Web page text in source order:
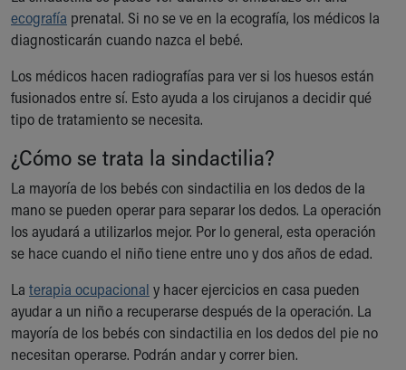
Cincinnati Children's
Your Visit
Directions
Doggie Brigade
During Your Visit
Rest Accommodations
Visiting
Gift Shop
Department of Public Safety
Health Info
Healthy Info, Healthy Kids
Inside Children's Blog
KidsHealth Topics
Family Library
ecografía prenatal. Si no se ve en la ecografía, los médicos la
diagnosticarán cuando nazca el bebé.
Los médicos hacen radiografías para ver si los huesos están
fusionados entre sí. Esto ayuda a los cirujanos a decidir qué
tipo de tratamiento se necesita.
¿Cómo se trata la sindactilia?
La mayoría de los bebés con sindactilia en los dedos de la
mano se pueden operar para separar los dedos. La operación
los ayudará a utilizarlos mejor. Por lo general, esta operación
se hace cuando el niño tiene entre uno y dos años de edad.
La terapia ocupacional y hacer ejercicios en casa pueden
ayudar a un niño a recuperarse después de la operación. La
mayoría de los bebés con sindactilia en los dedos del pie no
necesitan operarse. Podrán andar y correr bien.